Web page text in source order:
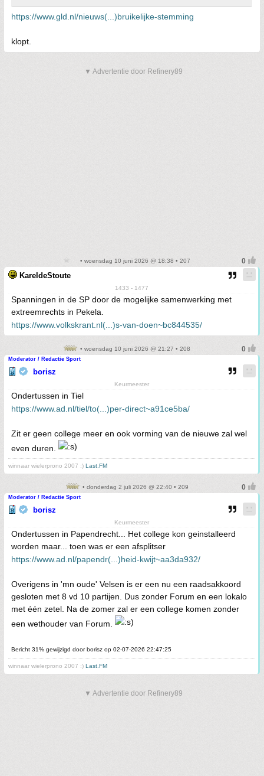
https://www.gld.nl/nieuws(...)bruikelijke-stemming
klopt.
▼ Advertentie door Refinery89
• woensdag 10 juni 2026 @ 18:38 • 207
KareldeStoute
1433 - 1477
Spanningen in de SP door de mogelijke samenwerking met
extreemrechts in Pekela.
https://www.volkskrant.nl(...)s-van-doen~bc844535/
• woensdag 10 juni 2026 @ 21:27 • 208
Moderator / Redactie Sport
borisz
Keurmeester
Ondertussen in Tiel
https://www.ad.nl/tiel/to(...)per-direct~a91ce5ba/
Zit er geen college meer en ook vorming van de nieuwe zal wel
even duren.
winnaar wielerprono 2007 :) Last.FM
• donderdag 2 juli 2026 @ 22:40 • 209
Moderator / Redactie Sport
borisz
Keurmeester
Ondertussen in Papendrecht... Het college kon geinstalleerd
worden maar... toen was er een afsplitser
https://www.ad.nl/papendr(...)heid-kwijt~aa3da932/
Overigens in 'mn oude' Velsen is er een nu een raadsakkoord
gesloten met 8 vd 10 partijen. Dus zonder Forum en een lokalo
met één zetel. Na de zomer zal er een college komen zonder
een wethouder van Forum.
Bericht 31% gewijzigd door borisz op 02-07-2026 22:47:25
winnaar wielerprono 2007 :) Last.FM
▼ Advertentie door Refinery89